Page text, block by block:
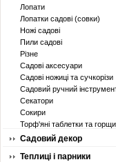
Лопати
Лопатки садові (совки)
Ножі садові
Пили садові
Різне
Садові аксесуари
Садові ножиці та сучкорізи
Садовий ручний
Секатори
Сокири
Торф'яні таблетки та
Садовий декор
Теплиці і парники